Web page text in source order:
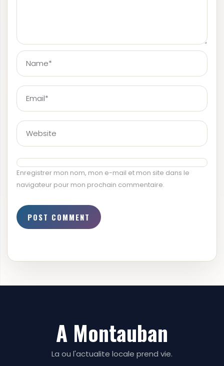
Enregistrer mon nom, mon e-mail et mon site dans le
navigateur pour mon prochain commentaire.
A Montauban
La ou l'actualite locale prend vie.